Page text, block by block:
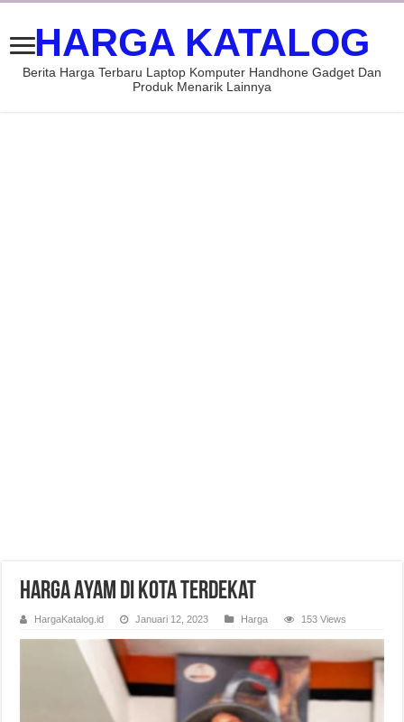
HARGA KATALOG
Berita Harga Terbaru Laptop Komputer Handhone Gadget Dan
Produk Menarik Lainnya
Harga Ayam di Kota Terdekat
HargaKatalog.id Januari 12, 2023 Harga 153 Views